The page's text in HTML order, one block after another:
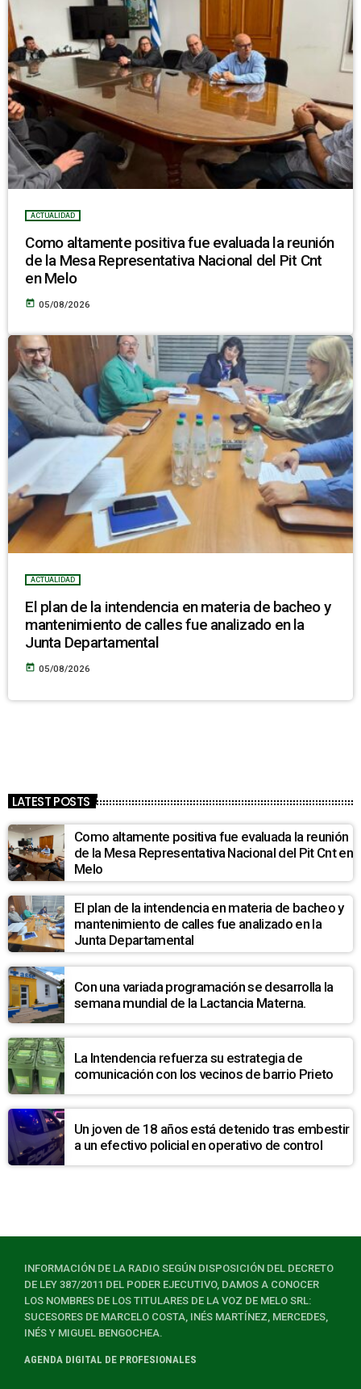
ACTUALIDAD
Como altamente positiva fue evaluada la reunión
de la Mesa Representativa Nacional del Pit Cnt
en Melo
today 05/08/2026
ACTUALIDAD
El plan de la intendencia en materia de bacheo y
mantenimiento de calles fue analizado en la
Junta Departamental
today 05/08/2026
LATEST POSTS
Como altamente positiva fue evaluada la reunión
de la Mesa Representativa Nacional del Pit Cnt en
Melo
El plan de la intendencia en materia de bacheo y
mantenimiento de calles fue analizado en la
Junta Departamental
Con una variada programación se desarrolla la
semana mundial de la Lactancia Materna.
La Intendencia refuerza su estrategia de
comunicación con los vecinos de barrio Prieto
Un joven de 18 años está detenido tras embestir
a un efectivo policial en operativo de control
INFORMACIÓN DE LA RADIO SEGÚN DISPOSICIÓN DEL DECRETO
DE LEY 387/2011 DEL PODER EJECUTIVO, DAMOS A CONOCER
LOS NOMBRES DE LOS TITULARES DE LA VOZ DE MELO SRL:
SUCESORES DE MARCELO COSTA, INÉS MARTÍNEZ, MERCEDES,
INÉS Y MIGUEL BENGOCHEA.
AGENDA DIGITAL DE PROFESIONALES